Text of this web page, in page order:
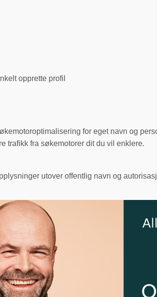
opprette profil
for eget navn og
trafikk fra søkemotorer dit du vil enklere.
utover offentlig navn og